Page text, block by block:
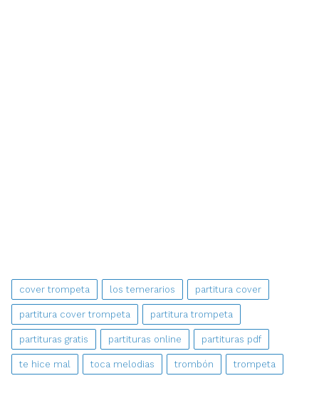
cover trompeta los temerarios partitura cover
partitura cover trompeta partitura trompeta
partituras gratis partituras online partituras pdf
te hice mal toca melodias trombón trompeta